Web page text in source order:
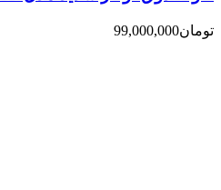
تومان99,000,000